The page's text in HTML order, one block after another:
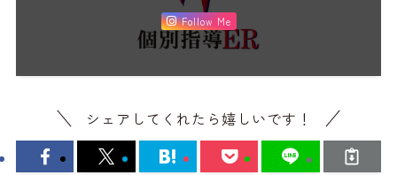
Follow Me
シェアしてくれたら嬉しいです！